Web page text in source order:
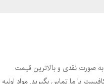
به صورت نقدی و بالاترین قیمت
با ما تماس بگیرید. مواد اولیه